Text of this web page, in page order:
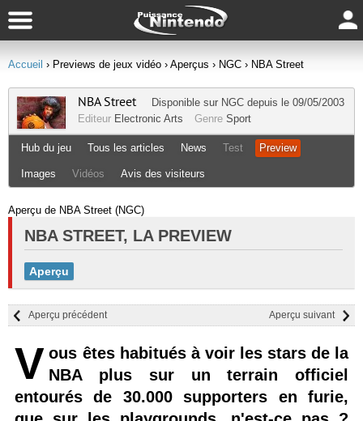
Accueil › Previews de jeux vidéo › Aperçus › NGC › NBA Street
NBA Street Disponible sur NGC depuis le 09/05/2003
Editeur Electronic Arts Genre Sport
Hub du jeu Tous les articles News Test Preview
Images Vidéos Avis des visiteurs
Aperçu de NBA Street (NGC)
NBA STREET, LA PREVIEW
Aperçu
Aperçu suivant
Aperçu précédent
V ous êtes habitués à voir les stars de la
NBA plus sur un terrain officiel
entourés de 30.000 supporters en furie,